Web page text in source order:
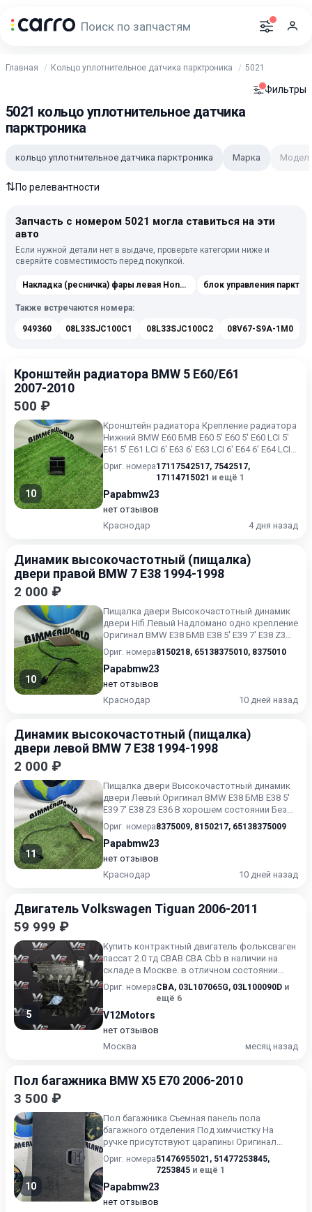
Главная Кольцо уплотнительное датчика парктроника 5021
Фильтры
5021 кольцо уплотнительное датчика
парктроника
кольцо уплотнительное датчика парктроника Марка
⇅По релевантности
Запчасть с номером 5021 могла ставиться на эти
авто
Если нужной детали нет в выдаче, проверьте категории ниже и
сверяйте совместимость перед покупкой.
Накладка (ресничка) фары левая Honda Ridgeline
Также встречаются номера:
949360 08L33SJC100C1 08L33SJC100C2 08V67-S9A-1M0
Кронштейн радиатора BMW 5 E60/E61
2007-2010
500 ₽
10
Кронштейн радиатора Крепление радиатора
Нижний BMW E60 БМВ Е60 5' E60 5' E60 LCI 5'
E61 5' E61 LCI 6' E63 6' E63 LCI 6' E64 6' E64 LCI В
хор...
Ориг. номера17117542517, 7542517,
17114715021 и ещё 1
Papabmw23
нет отзывов
Краснодар
4 дня назад
Динамик высокочастотный (пищалка)
двери правой BMW 7 E38 1994-1998
2 000 ₽
10
Пищалка двери Высокочастотный динамик
двери Hifi Левый Надломано одно крепление
Оригинал BMW E38 БМВ Е38 5' E39 7' E38 Z3
E36 В хорошем сост...
Ориг. номера8150218, 65138375010, 8375010
Papabmw23
нет отзывов
Краснодар
10 дней назад
Динамик высокочастотный (пищалка)
двери левой BMW 7 E38 1994-1998
2 000 ₽
11
Пищалка двери Высокочастотный динамик
двери Левый Оригинал BMW E38 БМВ Е38 5'
E39 7' E38 Z3 E36 В хорошем состоянии Без
пробега по РФ.
Ориг. номера8375009, 8150217, 65138375009
Papabmw23
нет отзывов
Краснодар
10 дней назад
Двигатель Volkswagen Tiguan 2006-2011
59 999 ₽
5
Купить контрактный двигатель фольксваген
пассат 2.0 тд СВАВ CBA Cbb в наличии на
складе в Москве. в отличном состоянии
пробег 78 . цена указ...
Ориг. номераCBA, 03L107065G, 03L100090D и
ещё 6
V12Motors
нет отзывов
Москва
месяц назад
Пол багажника BMW X5 E70 2006-2010
3 500 ₽
10
Пол багажника Съемная панель пола
багажного отделения Под химчистку На
ручке присутствуют царапины Оригинал
BMW E70 БМВ Е70 В хорошем состоя...
Ориг. номера51476955021 , 51477253845,
7253845 и ещё 1
Papabmw23
нет отзывов